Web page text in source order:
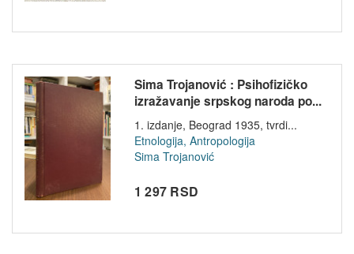
Sima Trojanović : Psihofizičko
izražavanje srpskog naroda po...
1. izdanje, Beograd 1935, tvrdi...
Etnologija, Antropologija
Sima Trojanović
1 297 RSD